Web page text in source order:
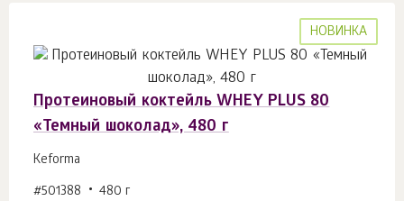
НОВИНКА
Протеиновый коктейль WHEY PLUS 80
«Темный шоколад», 480 г
Keforma
#501388 480 г